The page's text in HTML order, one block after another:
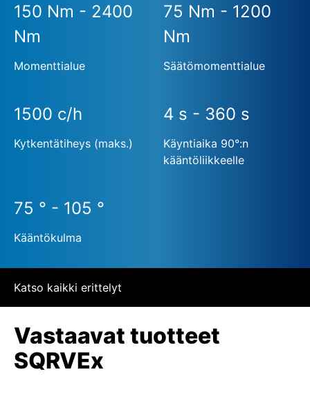
150 Nm - 2400
Nm
Momenttialue
75 Nm - 1200
Nm
Säätömomenttialue
1500 c/h
Kytkentätiheys (maks.)
4 s - 360 s
Käyntiaika 90°:n
kääntöliikkeelle
75 ° - 105 °
Kääntökulma
Katso kaikki erittelyt
Vastaavat tuotteet
SQRVEx